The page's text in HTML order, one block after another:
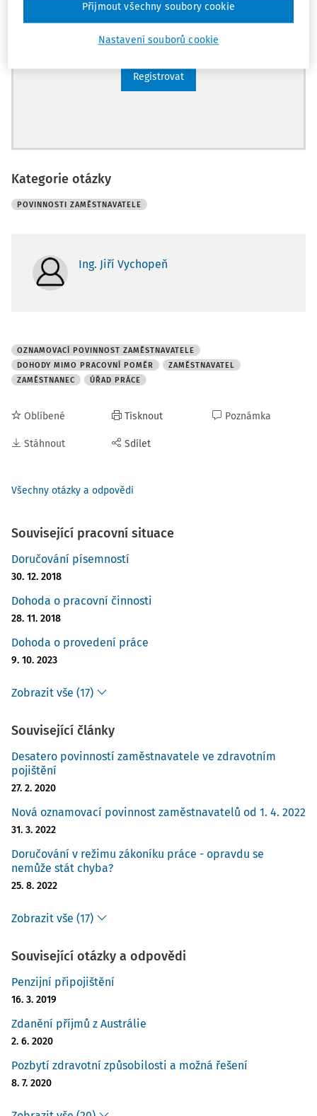
Ucelený přehled pracovních situací
Registrovat
Kategorie otázky
POVINNOSTI ZAMĚSTNAVATELE
Ing. Jiří Vychopeň
OZNAMOVACÍ POVINNOST ZAMĚSTNAVATELE
DOHODY MIMO PRACOVNÍ POMĚR
ZAMĚSTNAVATEL
ZAMĚSTNANEC
ÚŘAD PRÁCE
Oblíbené
Stáhnout
Tisknout
Sdílet
Poznámka
Všechny otázky a odpovědi
Související pracovní situace
Doručování písemností
30. 12. 2018
Dohoda o pracovní činnosti
28. 11. 2018
Dohoda o provedení práce
9. 10. 2023
Zobrazit vše (17)
Související články
Desatero povinností zaměstnavatele ve zdravotním
pojištění
27. 2. 2020
Nová oznamovací povinnost zaměstnavatelů od 1. 4. 2022
31. 3. 2022
Doručování v režimu zákoníku práce - opravdu se
nemůže stát chyba?
25. 8. 2022
Zobrazit vše (17)
Související otázky a odpovědi
Penzijní připojištění
16. 3. 2019
Zdanění příjmů z Austrálie
2. 6. 2020
Pozbytí zdravotní způsobilosti a možná řešení
8. 7. 2020
Nastavení souborů cookie
Přijmout všechny soubory cookie